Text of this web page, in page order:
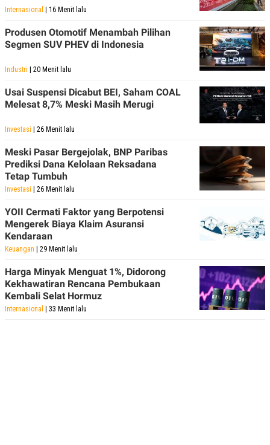
Internasional | 16 Menit lalu
Produsen Otomotif Menambah Pilihan
Segmen SUV PHEV di Indonesia
Industri | 20 Menit lalu
Usai Suspensi Dicabut BEI, Saham COAL
Melesat 8,7% Meski Masih Merugi
Investasi | 26 Menit lalu
Meski Pasar Bergejolak, BNP Paribas
Prediksi Dana Kelolaan Reksadana
Tetap Tumbuh
Investasi | 26 Menit lalu
YOII Cermati Faktor yang Berpotensi
Mengerek Biaya Klaim Asuransi
Kendaraan
Keuangan | 29 Menit lalu
Harga Minyak Menguat 1%, Didorong
Kekhawatiran Rencana Pembukaan
Kembali Selat Hormuz
Internasional | 33 Menit lalu